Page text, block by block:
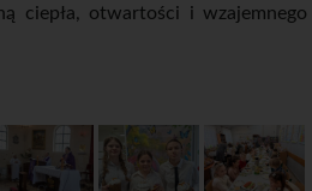
ciepła, otwartości i wzajemnego